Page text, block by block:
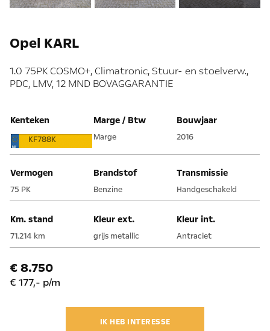
Opel KARL
1.0 75PK COSMO+, Climatronic, Stuur- en stoelverw.,
PDC, LMV, 12 MND BOVAGGARANTIE
Kenteken
KF788K
Marge / Btw
Marge
Bouwjaar
2016
Vermogen
75 PK
Brandstof
Benzine
Transmissie
Handgeschakeld
Km. stand
71.214 km
Kleur ext.
grijs metallic
Kleur int.
Antraciet
€ 8.750
€ 177,- p/m
IK HEB INTERESSE